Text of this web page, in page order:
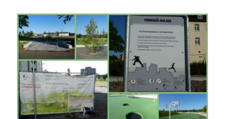
Einweihung